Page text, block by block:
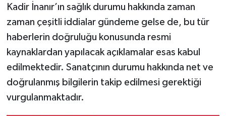
Kadir İnanır’ın sağlık durumu hakkında zaman
zaman çeşitli iddialar gündeme gelse de, bu tür
haberlerin doğruluğu konusunda resmi
kaynaklardan yapılacak açıklamalar esas kabul
edilmektedir. Sanatçının durumu hakkında net ve
doğrulanmış bilgilerin takip edilmesi gerektiği
vurgulanmaktadır.